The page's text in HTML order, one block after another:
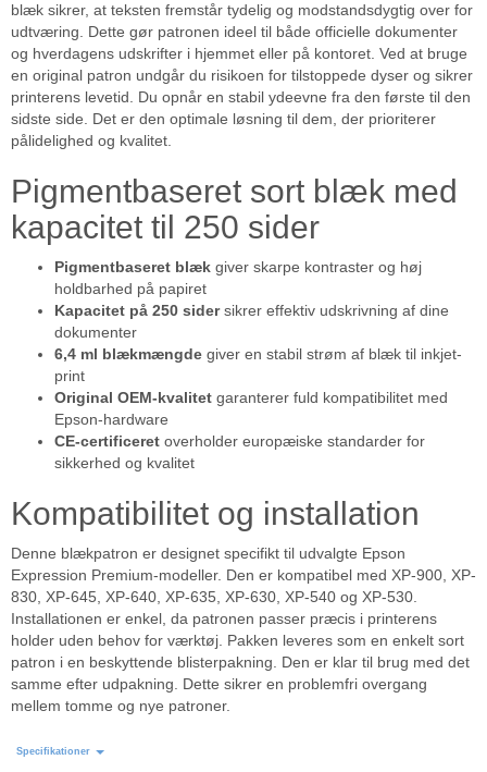
blæk sikrer, at teksten fremstår tydelig og modstandsdygtig over for
udtværing. Dette gør patronen ideel til både officielle dokumenter
og hverdagens udskrifter i hjemmet eller på kontoret. Ved at bruge
en original patron undgår du risikoen for tilstoppede dyser og sikrer
printerens levetid. Du opnår en stabil ydeevne fra den første til den
sidste side. Det er den optimale løsning til dem, der prioriterer
pålidelighed og kvalitet.
Pigmentbaseret sort blæk med
kapacitet til 250 sider
Pigmentbaseret blæk giver skarpe kontraster og høj
holdbarhed på papiret
Kapacitet på 250 sidersikrer effektiv udskrivning af dine
dokumenter
6,4 ml blækmængde giver en stabil strøm af blæk til inkjet-
print
Original OEM-kvalitet garanterer fuld kompatibilitet med
Epson-hardware
CE-certificeret overholder europæiske standarder for
sikkerhed og kvalitet
Kompatibilitet og installation
Denne blækpatron er designet specifikt til udvalgte Epson
Expression Premium-modeller. Den er kompatibel med XP-900, XP-
830, XP-645, XP-640, XP-635, XP-630, XP-540 og XP-530.
Installationen er enkel, da patronen passer præcis i printerens
holder uden behov for værktøj. Pakken leveres som en enkelt sort
patron i en beskyttende blisterpakning. Den er klar til brug med det
samme efter udpakning. Dette sikrer en problemfri overgang
mellem tomme og nye patroner.
Specifikationer